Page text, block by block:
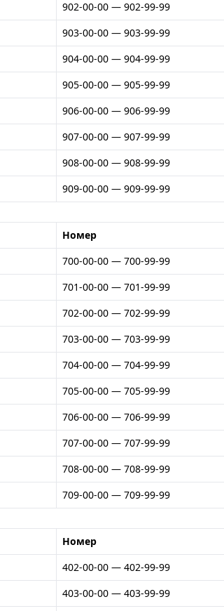
902-00-00 — 902-99-99
903-00-00 — 903-99-99
904-00-00 — 904-99-99
905-00-00 — 905-99-99
906-00-00 — 906-99-99
907-00-00 — 907-99-99
908-00-00 — 908-99-99
909-00-00 — 909-99-99
Номер
700-00-00 — 700-99-99
701-00-00 — 701-99-99
702-00-00 — 702-99-99
703-00-00 — 703-99-99
704-00-00 — 704-99-99
705-00-00 — 705-99-99
706-00-00 — 706-99-99
707-00-00 — 707-99-99
708-00-00 — 708-99-99
709-00-00 — 709-99-99
Номер
402-00-00 — 402-99-99
403-00-00 — 403-99-99